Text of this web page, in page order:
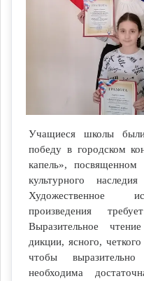
Учащиеся школы
победу в городском
капель», посвященном
культурного
Художественное
произведения
Выразительное
дикции, ясного,
чтобы выразительно
необходима